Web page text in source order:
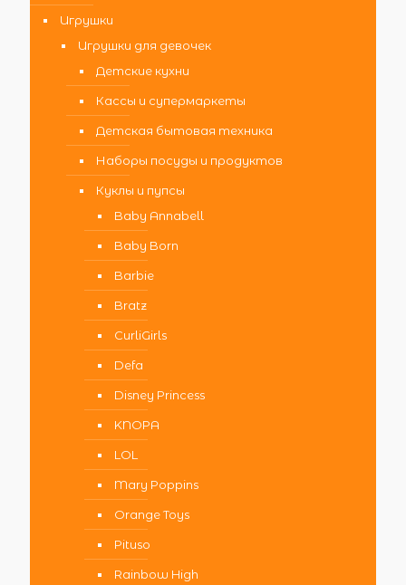
Игрушки
Игрушки для девочек
Детские кухни
Кассы и супермаркеты
Детская бытовая техника
Наборы посуды и продуктов
Куклы и пупсы
Baby Annabell
Baby Born
Barbie
Bratz
CurliGirls
Defa
Disney Princess
KNOPA
LOL
Mary Poppins
Orange Toys
Pituso
Rainbow High